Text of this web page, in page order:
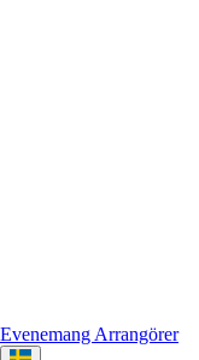
Evenemang Arrangörer